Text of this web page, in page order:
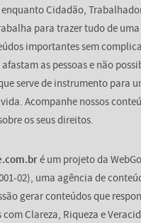
Cidadão,
para trazer tudo de
importantes sem
as pessoas e não
serve de instrumento para
Acompanhe nossos
os seus direitos.
é um projeto da
02), uma agência de
gerar conteúdos que
Clareza, Riqueza e